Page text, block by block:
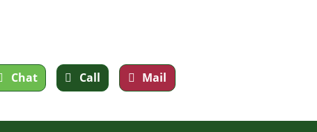
Chat Call Mail